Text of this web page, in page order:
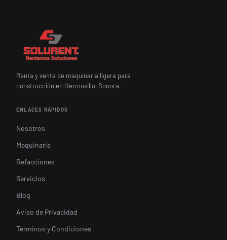
Renta y venta de maquinaria ligera para
construcción en Hermosillo, Sonora.
ENLACES RÁPIDOS
Nosotros
Maquinaria
Refacciones
Servicios
Blog
Aviso de Privacidad
Términos y Condiciones